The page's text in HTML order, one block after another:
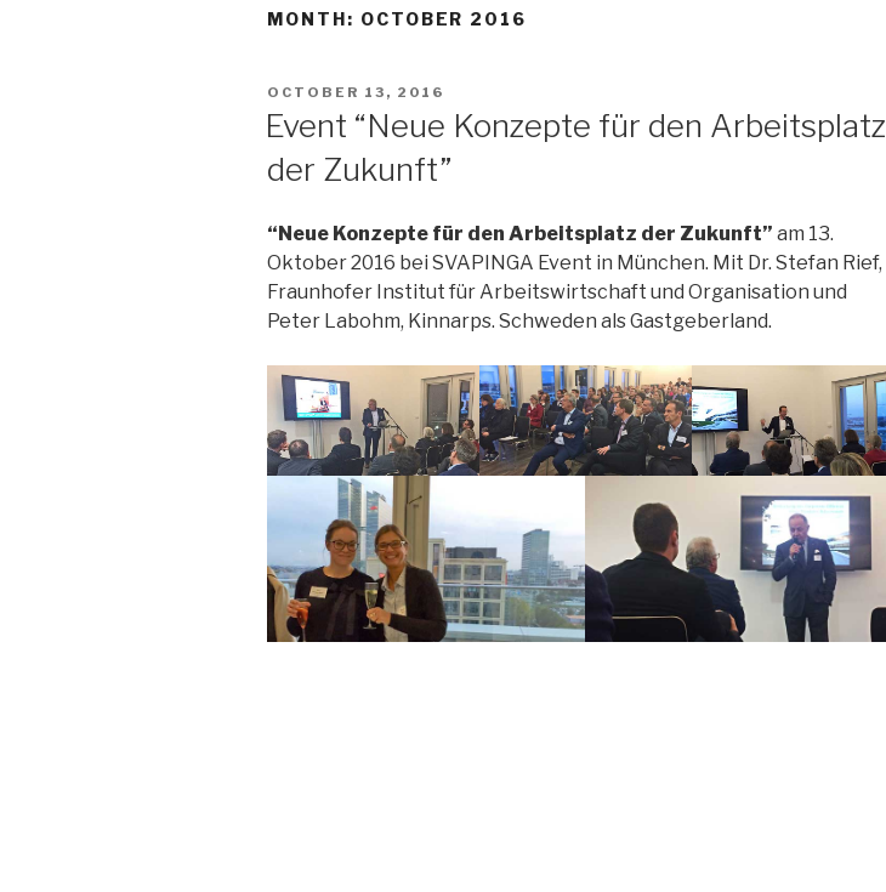
MONTH: OCTOBER 2016
POSTED
OCTOBER 13, 2016
Event “Neue Konzepte für den Arbeitsplatz
der Zukunft”
“Neue Konzepte für den Arbeitsplatz der Zukunft” am 13.
Oktober 2016 bei SVAPINGA Event in München. Mit Dr. Stefan Rief,
Fraunhofer Institut für Arbeitswirtschaft und Organisation und
Peter Labohm, Kinnarps. Schweden als Gastgeberland.